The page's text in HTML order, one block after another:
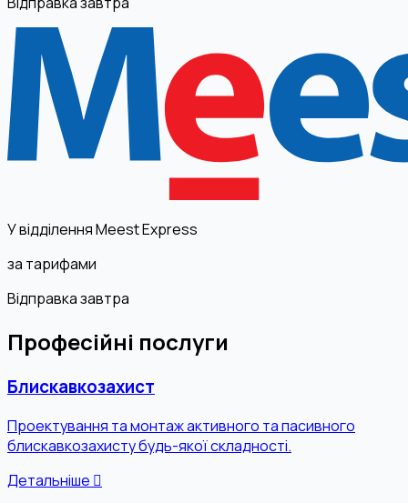
У відділення Meest Express
за тарифами
Відправка завтра
Професійні послуги
Блискавкозахист
Проектування та монтаж активного та пасивного
блискавкозахисту будь-якої складності.
Детальніше